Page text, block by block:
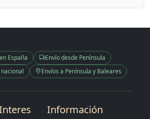
España
Envío desde Península
Envíos a Península y Baleares
Información